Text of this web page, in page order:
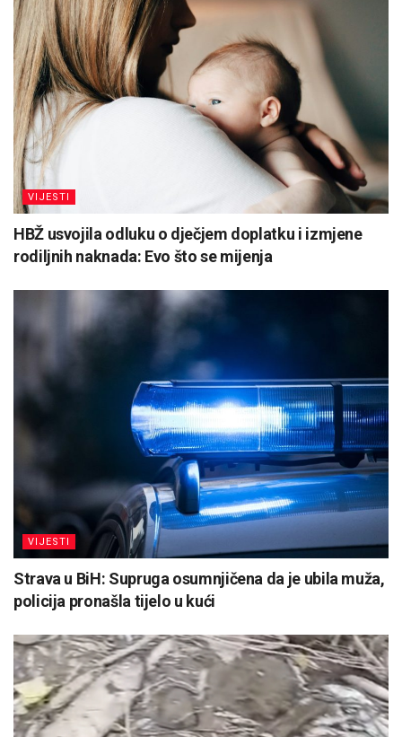
VIJESTI
HBŽ usvojila odluku o dječjem doplatku i izmjene
rodiljnih naknada: Evo što se mijenja
VIJESTI
Strava u BiH: Supruga osumnjičena da je ubila muža,
policija pronašla tijelo u kući